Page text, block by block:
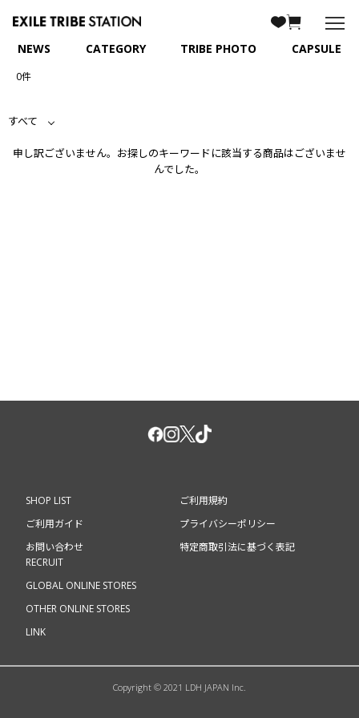
NEWS CATEGORY TRIBE PHOTO CAPSULE
0件
すべて
申し訳ございません。お探しのキーワードに該当する商品はございませ
んでした。
SHOP LIST
ご利用ガイド
お問い合わせ
ご利用規約
プライバシーポリシー
特定商取引法に基づく表記
RECRUIT
GLOBAL ONLINE STORES
OTHER ONLINE STORES
LINK
Copyright © 2021 LDH JAPAN Inc.